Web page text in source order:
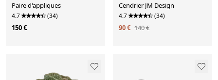
Paire d'appliques
4.7 (34)
150 €
Cendrier JM Design
4.7 (34)
90 € 140 €